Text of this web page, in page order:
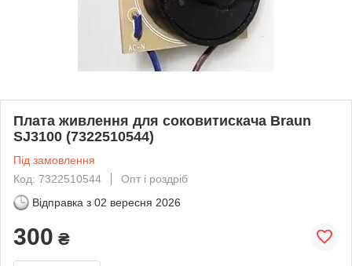
Плата живлення для соковитискача Braun
SJ3100 (7322510544)
Під замовлення
Код: 7322510544
Опт і роздріб
Відправка з 02 вересня 2026
300 ₴